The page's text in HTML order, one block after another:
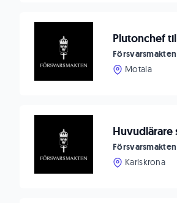
Försvarsmakten
Motala
Försvarsmakten
Karlskrona